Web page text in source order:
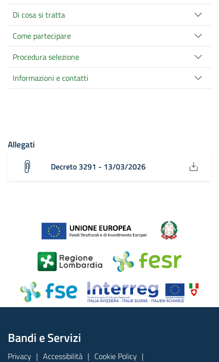
Di cosa si tratta
Come partecipare
Procedura selezione
Informazioni e contatti
Allegati
Decreto 3291 - 13/03/2026
Bandi e Servizi
Privacy Accessibilità Cookie Policy